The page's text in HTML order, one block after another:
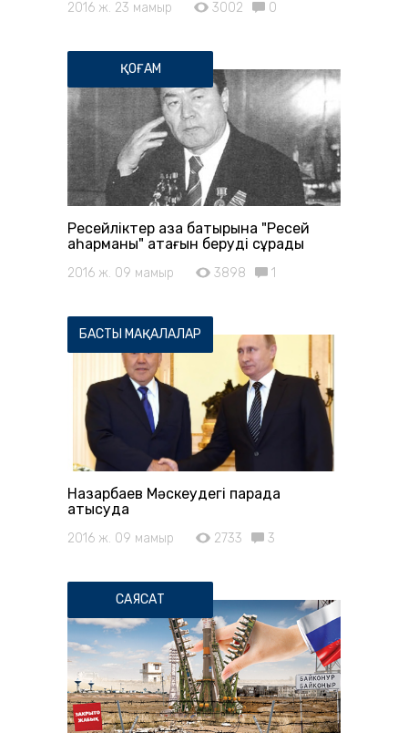
2016 ж. 23 мамыр 3002 0
ҚОҒАМ
Ресейліктер қазақ батырына "Ресей
қаһарманы" атағын беруді сұрады
2016 ж. 09 мамыр 3898 1
БАСТЫ МАҚАЛАЛАР
Назарбаев Мәскеудегі парадқа
қатысуда
2016 ж. 09 мамыр 2733 3
САЯСАТ